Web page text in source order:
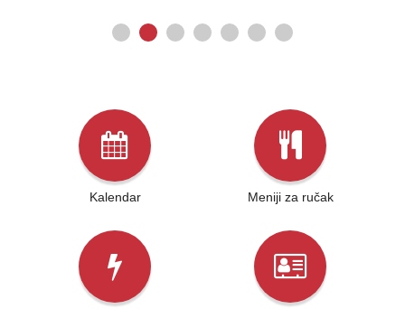
Kalendar Meniji za ručak